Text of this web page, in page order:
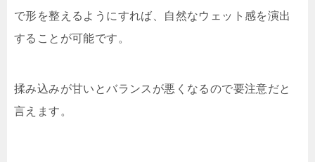
で形を整えるようにすれば、自然なウェット感を演出
することが可能です。
揉み込みが甘いとバランスが悪くなるので要注意だと
言えます。